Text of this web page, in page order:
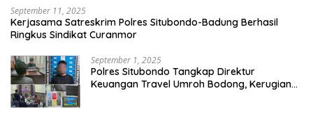
September 11, 2025
Kerjasama Satreskrim Polres Situbondo-Badung Berhasil
Ringkus Sindikat Curanmor
September 1, 2025
Polres Situbondo Tangkap Direktur
Keuangan Travel Umroh Bodong, Kerugian